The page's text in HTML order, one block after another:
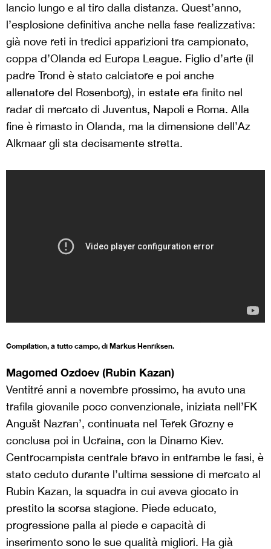
lancio lungo e al tiro dalla distanza. Quest’anno,
l’esplosione definitiva anche nella fase realizzativa:
già nove reti in tredici apparizioni tra campionato,
coppa d’Olanda ed Europa League. Figlio d’arte (il
padre Trond è stato calciatore e poi anche
allenatore del Rosenborg), in estate era finito nel
radar di mercato di Juventus, Napoli e Roma. Alla
fine è rimasto in Olanda, ma la dimensione dell’Az
Alkmaar gli sta decisamente stretta.
Compilation, a tutto campo, di Markus Henriksen.
Magomed Ozdoev (Rubin Kazan)
Ventitré anni a novembre prossimo, ha avuto una
trafila giovanile poco convenzionale, iniziata nell’FK
Angušt Nazran’, continuata nel Terek Grozny e
conclusa poi in Ucraina, con la Dinamo Kiev.
Centrocampista centrale bravo in entrambe le fasi, è
stato ceduto durante l’ultima sessione di mercato al
Rubin Kazan, la squadra in cui aveva giocato in
prestito la scorsa stagione. Piede educato,
progressione palla al piede e capacità di
inserimento sono le sue qualità migliori. Ha già